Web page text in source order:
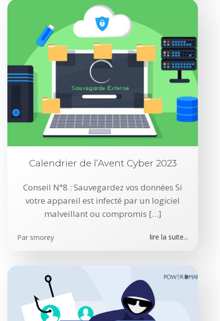
Calendrier de l’Avent Cyber 2023
Conseil N°8 : Sauvegardez vos données Si
votre appareil est infecté par un logiciel
malveillant ou compromis […]
Par smorey lire la suite...